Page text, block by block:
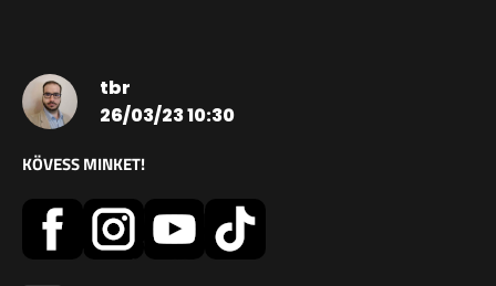
tbr
26/03/23 10:30
KÖVESS MINKET!